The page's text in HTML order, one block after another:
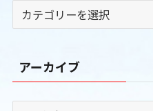
テ
リ
ー
アーカイブ